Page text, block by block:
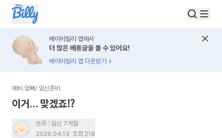
베이비빌리 앱에서
더 많은 베동글을 볼 수 있어요!
베이비빌리 앱 다운받기
예비 엄빠/ 임신준비
이거… 맞겠죠⁉️
쯔쥬
임신 7개월
2026.04.13 조회 218